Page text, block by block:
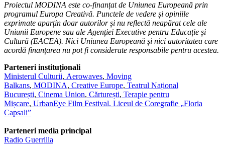
Proiectul MODINA este co-finanțat de Uniunea Europeană prin
programul Europa Creativă. Punctele de vedere și opiniile
exprimate aparțin doar autorilor și nu reflectă neapărat cele ale
Uniunii Europene sau ale Agenției Executive pentru Educație și
Cultură (EACEA). Nici Uniunea Europeană și nici autoritatea care
acordă finanțarea nu pot fi considerate responsabile pentru acestea.
Parteneri instituționali
Ministerul Culturii, Aerowaves, Moving
Balkans, MODINA, Creative Europe, Teatrul Național
București, Cinema Union, Cărturești, Terapie pentru
Mișcare, UrbanEye Film Festival. Liceul de Coregrafie „Floria
Capsali”
Parteneri media principal
Radio Guerrilla